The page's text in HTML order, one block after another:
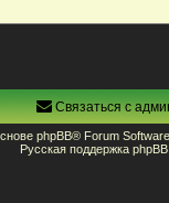
Связаться с
phpBB® Forum
Русская поддержка phpBB